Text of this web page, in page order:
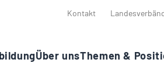
Kontakt
Über unsThemen &